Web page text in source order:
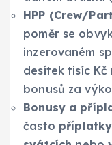
HPP (Crew/
poměr se
inzerovaném
desítek tisíc Kč
bonusů za
Bonusy a
často